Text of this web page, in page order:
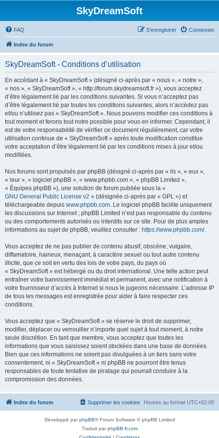
SkyDreamSoft
FAQ Connexion
S’enregistrer
Index du forum
SkyDreamSoft - Conditions d’utilisation
En accédant à « SkyDreamSoft » (désigné ci-après par « nous », « notre »,
« nos », « SkyDreamSoft », « http://forum.skydreamsoft.fr »), vous acceptez
d’être légalement lié par les conditions suivantes. Si vous n’acceptez pas
d’être légalement lié par toutes les conditions suivantes, alors n’accédez pas
et/ou n’utilisez pas « SkyDreamSoft ». Nous pouvons modifier ces conditions à
tout moment et ferons tout notre possible pour vous en informer. Cependant, il
est de votre responsabilité de vérifier ce document régulièrement, car votre
utilisation continue de « SkyDreamSoft » après toute modification constitue
votre acceptation d’être légalement lié par les conditions mises à jour et/ou
modifiées.
Nos forums sont propulsés par phpBB (désigné ci-après par « ils », « eux »,
« leur », « logiciel phpBB », « www.phpbb.com », « phpBB Limited »,
« Équipes phpBB »), une solution de forum publiée sous la «
GNU General Public License v2 » (désignée ci-après par « GPL ») et
téléchargeable depuis www.phpbb.com. Le logiciel phpBB facilite uniquement
les discussions sur Internet ; phpBB Limited n’est pas responsable du contenu
ou des comportements autorisés ou interdits sur ce site. Pour de plus amples
informations au sujet de phpBB, veuillez consulter : https://www.phpbb.com/.
Vous acceptez de ne pas publier de contenu abusif, obscène, vulgaire,
diffamatoire, haineux, menaçant, à caractère sexuel ou tout autre contenu
illicite, que ce soit en vertu des lois de votre pays, du pays où
« SkyDreamSoft » est hébergé ou du droit international. Une telle action peut
entraîner votre bannissement immédiat et permanent, avec une notification à
votre fournisseur d’accès à Internet si nous le jugeons nécessaire. L’adresse IP
de tous les messages est enregistrée pour aider à faire respecter ces
conditions.
Vous acceptez que « SkyDreamSoft » se réserve le droit de supprimer,
modifier, déplacer ou verrouiller n’importe quel sujet à tout moment, à notre
seule discrétion. En tant que membre, vous acceptez que toutes les
informations que vous saisissez soient stockées dans une base de données.
Bien que ces informations ne soient pas divulguées à un tiers sans votre
consentement, ni « SkyDreamSoft » ni phpBB ne pourront être tenus
responsables de toute tentative de piratage qui pourrait conduire à la
compromission des données.
Index du forum Heures au format UTC+02:00
Supprimer les cookies
Développé parphpBB® Forum Software © phpBB Limited
Traduit parphpBB-fr.com